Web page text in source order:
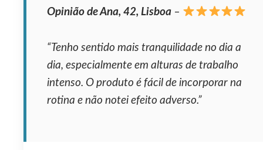
Opinião de Ana, 42, Lisboa –
“Tenho sentido mais tranquilidade no dia a
dia, especialmente em alturas de trabalho
intenso. O produto é fácil de incorporar na
rotina e não notei efeito adverso.”